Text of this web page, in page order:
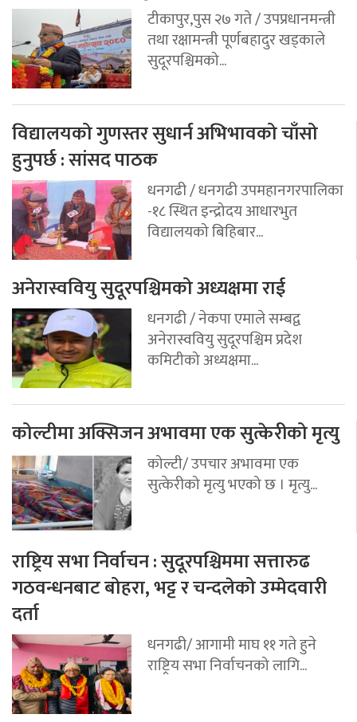
टीकापुर,पुस २७ गते / उपप्रधानमन्त्री
तथा रक्षामन्त्री पूर्णबहादुर खड्काले
सुदूरपश्चिमको...
विद्यालयको गुणस्तर सुधार्न अभिभावको चाँसो
हुनुपर्छ : सांसद पाठक
धनगढी / धनगढी उपमहानगरपालिका
-१८ स्थित इन्द्रोदय आधारभुत
विद्यालयको बिहिबार...
अनेरास्ववियु सुदूरपश्चिमको अध्यक्षमा राई
धनगढी / नेकपा एमाले सम्बद्व
अनेरास्ववियु सुदूरपश्चिम प्रदेश
कमिटीको अध्यक्षमा...
कोल्टीमा अक्सिजन अभावमा एक सुत्केरीको मृत्यु
कोल्टी/ उपचार अभावमा एक
सुत्केरीको मृत्यु भएको छ । मृत्यु...
राष्ट्रिय सभा निर्वाचन : सुदूरपश्चिममा सत्तारुढ
गठवन्धनबाट बोहरा, भट्ट र चन्दलेको उम्मेदवारी
दर्ता
धनगढी/ आगामी माघ ११ गते हुने
राष्ट्रिय सभा निर्वाचनको लागि...